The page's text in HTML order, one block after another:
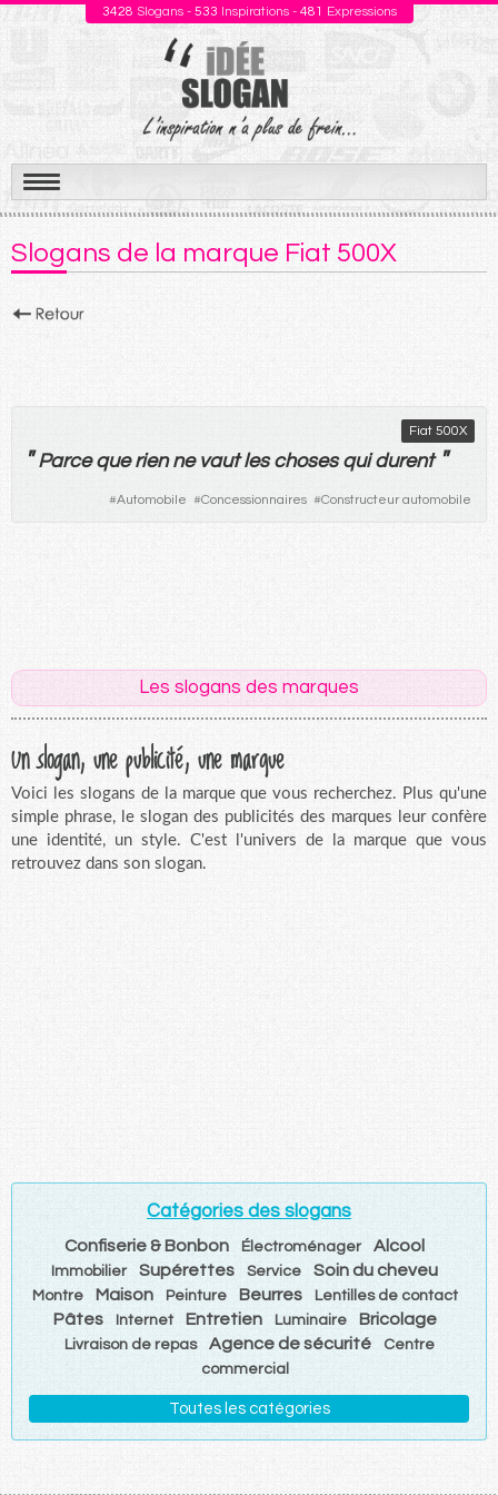
3428 Slogans - 533 Inspirations - 481 Expressions
Aller
au
contenu
Slogans de la marque Fiat 500X
Fiat 500X
" Parce que rien ne vaut les choses qui durent "
#Automobile #Concessionnaires #Constructeur automobile
Les slogans des marques
Un slogan, une publicité, une marque
Voici les slogans de la marque que vous recherchez. Plus qu'une
simple phrase, le slogan des publicités des marques leur confère
une identité, un style. C'est l'univers de la marque que vous
retrouvez dans son slogan.
Catégories des slogans
Confiserie & Bonbon Électroménager Alcool
Immobilier Supérettes Service Soin du cheveu
Montre Maison Peinture Beurres Lentilles de contact
Pâtes Internet Entretien Luminaire Bricolage
Livraison de repas Agence de sécurité
Centre
commercial
Toutes les catégories